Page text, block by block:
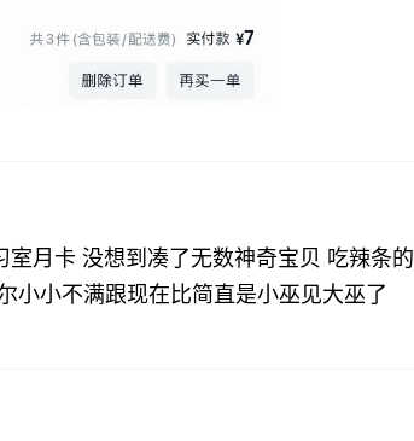
室月卡 没想到凑了无数神奇宝贝 吃辣条的
小小不满跟现在比简直是小巫见大巫了